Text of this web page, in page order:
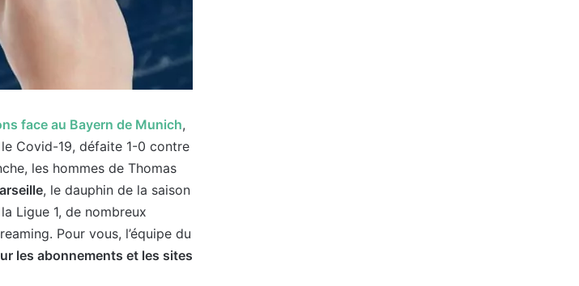
face au Bayern de Munich,
Covid-19, défaite 1-0 contre
les hommes de Thomas
, le dauphin de la saison
Ligue 1, de nombreux
Pour vous, l’équipe du
les abonnements et les sites